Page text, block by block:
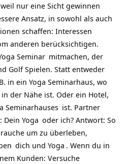
nur eine Sicht gewinnen
Ansatz, in sowohl als auch
schaffen: Interessen
anderen berücksichtigen.
Seminar mitmachen, der
Golf Spielen. Statt entweder
in ein Yoga Seminarhaus, wo
der Nähe ist. Oder ein Hotel,
Seminarhauses ist. Partner
Dein Yoga oder ich? Antwort: So
um zu überleben,
dich und Yoga . Wenn du in
Kunden: Versuche